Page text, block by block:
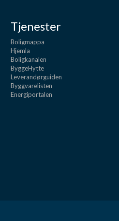
Tjenester
Boligmappa
Hjemla
Boligkanalen
ByggeHytte
Leverandørguiden
Byggvarelisten
Energiportalen